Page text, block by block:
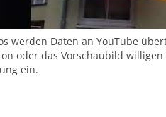
werden Daten an YouTube
oder das Vorschaubild
ein.